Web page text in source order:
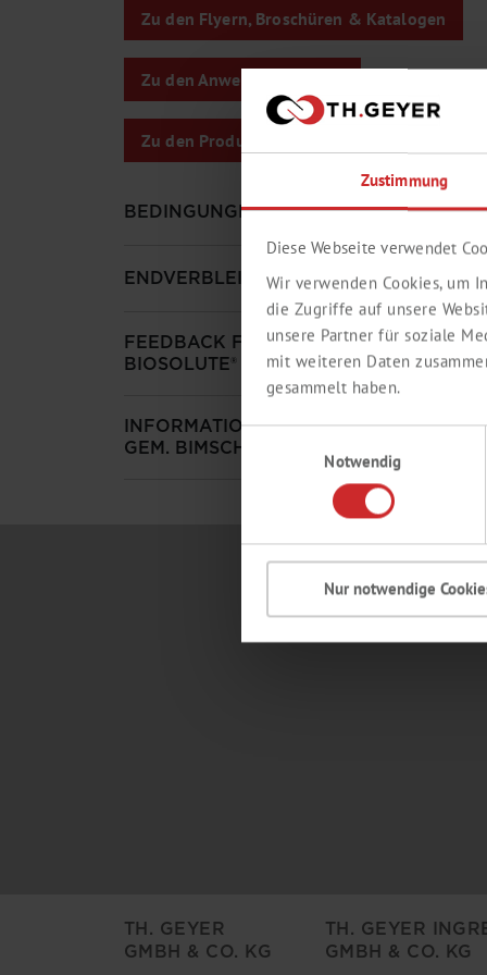
Zustimmung
Diese Webseite verwendet
Wir verwenden Cookies, um
die Zugriffe auf unsere
unsere Partner für soziale
mit weiteren Daten
gesammelt haben.
Notwendig
Nur notwendige
Zu den Flyern, Broschüren & Katalogen
Zu den Anwendungsflyern
Zu den Produkt­infos/Kompa­ti­bil­itäts­list­en
BEDINGUNGEN
END­VER­BLEIBS­ERKLÄRUNGEN
FEEDBACK FORMULAR FÜR
BIOSOLUTE® TESTMUSTER
INFORMATION DER ÖFFENTLICHKEIT
GEM. BIMSCHV (STÖRFALLV)
TH. GEYER
GMBH & CO. KG
TH. GEYER
GMBH & CO. KG